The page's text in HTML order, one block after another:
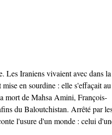
Les Iraniens vivaient avec dans la
en sourdine : elle s'effaçait au
mort de Mahsa Amini, François-
du Baloutchistan. Arrêté par
l'usure d'un monde : celui